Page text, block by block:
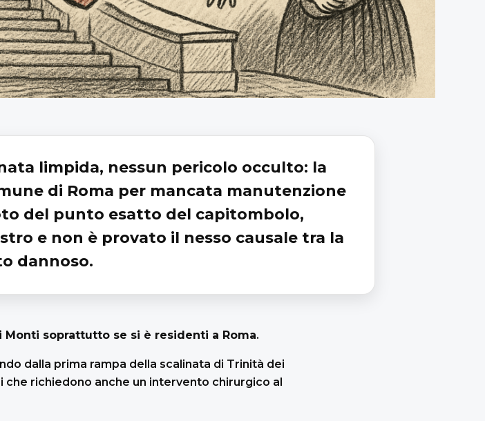
limpida, nessun pericolo occulto: la
di Roma per mancata manutenzione
del punto esatto del capitombolo,
e non è provato il nesso causale tra la
dannoso.
soprattutto se si è residenti a Roma.
dalla prima rampa della scalinata di Trinità dei
richiedono anche un intervento chirurgico al